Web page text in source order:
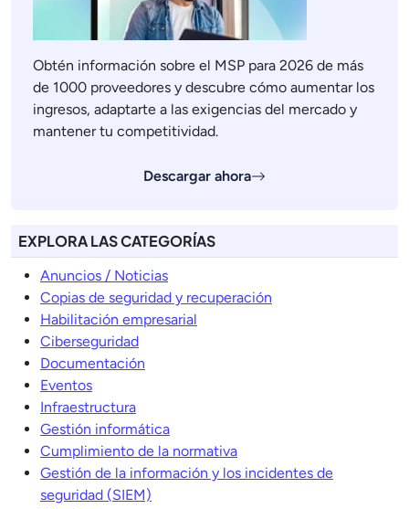
Obtén información sobre el MSP para 2026 de más
de 1000 proveedores y descubre cómo aumentar los
ingresos, adaptarte a las exigencias del mercado y
mantener tu competitividad.
Descargar ahora
EXPLORA LAS CATEGORÍAS
Anuncios / Noticias
Copias de seguridad y recuperación
Habilitación empresarial
Ciberseguridad
Documentación
Eventos
Infraestructura
Gestión informática
Cumplimiento de la normativa
Gestión de la información y los incidentes de
seguridad (SIEM)